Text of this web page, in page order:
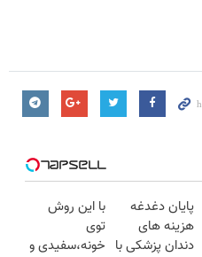
پایان دغدغه
هزینه های
دندان پزشکی با
با این روش
توی
خونه،سفیدی و